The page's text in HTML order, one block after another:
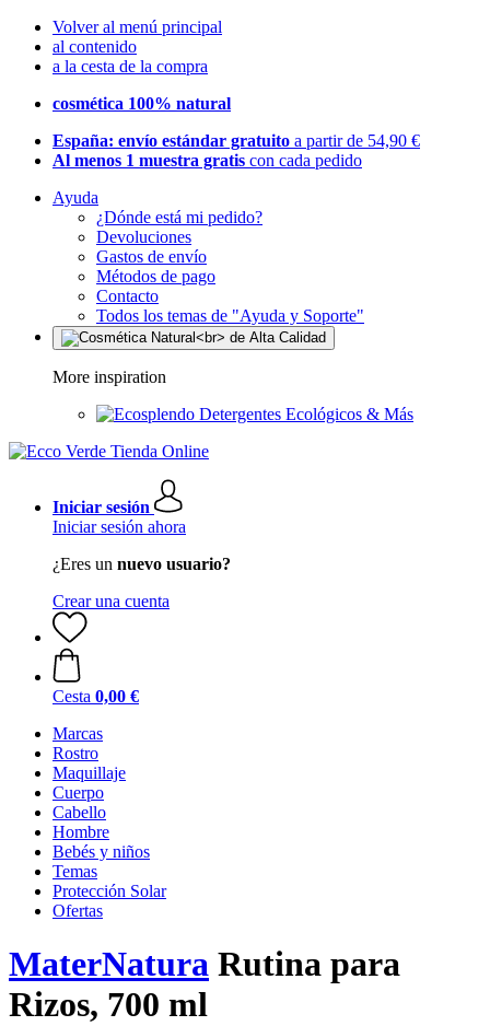
Volver al menú principal
al contenido
a la cesta de la compra
cosmética 100% natural
España: envío estándar gratuito a partir de 54,90 €
Al menos 1 muestra gratis con cada pedido
Ayuda
¿Dónde está mi pedido?
Devoluciones
Gastos de envío
Métodos de pago
Contacto
Todos los temas de "Ayuda y Soporte"
More inspiration
Detergentes Ecológicos & Más
Iniciar sesión
Iniciar sesión ahora
¿Eres un nuevo usuario?
Crear una cuenta
Cesta 0,00 €
Marcas
Rostro
Maquillaje
Cuerpo
Cabello
Hombre
Bebés y niños
Temas
Protección Solar
Ofertas
MaterNatura Rutina para
Rizos, 700 ml